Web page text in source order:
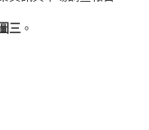
圖三 。